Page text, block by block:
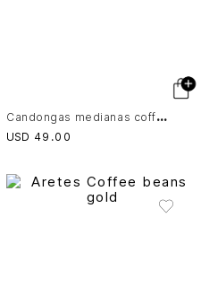
C
andongas medianas coffee bean silver
USD 49 .00